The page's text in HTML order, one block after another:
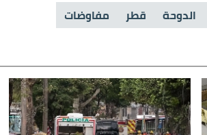
الدوحة قطر مفاوضات